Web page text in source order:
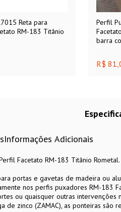
Reta para
RM-183 Titânio
Perfil
barra
R$
Informações Adicionais
Facetato RM-183 Titânio Rometal.
portas e gavetas de madeira ou
nos perfis puxadores RM-183
ou quaisquer outras intervenções
de zinco (ZAMAC), as ponteiras são